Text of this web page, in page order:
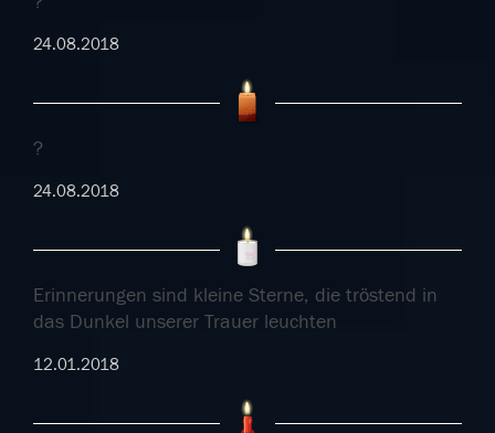
24.08.2018
?
24.08.2018
Erinnerungen sind kleine Sterne, die tröstend in
das Dunkel unserer Trauer leuchten
12.01.2018